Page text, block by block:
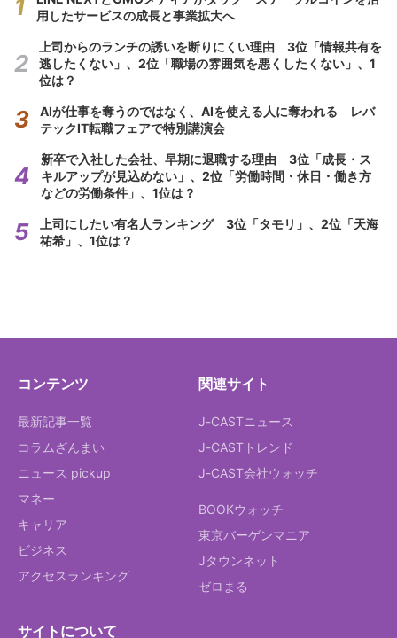
用したサービスの成長と事業拡大へ
上司からのランチの誘いを断りにくい理由 3位「情報共有を
逃したくない」、2位「職場の雰囲気を悪くしたくない」、1
位は？
AIが仕事を奪うのではなく、AIを使える人に奪われる レバ
テックIT転職フェアで特別講演会
新卒で入社した会社、早期に退職する理由 3位「成長・ス
キルアップが見込めない」、2位「労働時間・休日・働き方
などの労働条件」、1位は？
上司にしたい有名人ランキング 3位「タモリ」、2位「天海
祐希」、1位は？
コンテンツ
最新記事一覧
コラムざんまい
ニュース pickup
マネー
キャリア
ビジネス
アクセスランキング
関連サイト
J-CASTニュース
J-CASTトレンド
J-CAST会社ウォッチ
BOOKウォッチ
東京バーゲンマニア
Jタウンネット
ゼロまる
サイトについて